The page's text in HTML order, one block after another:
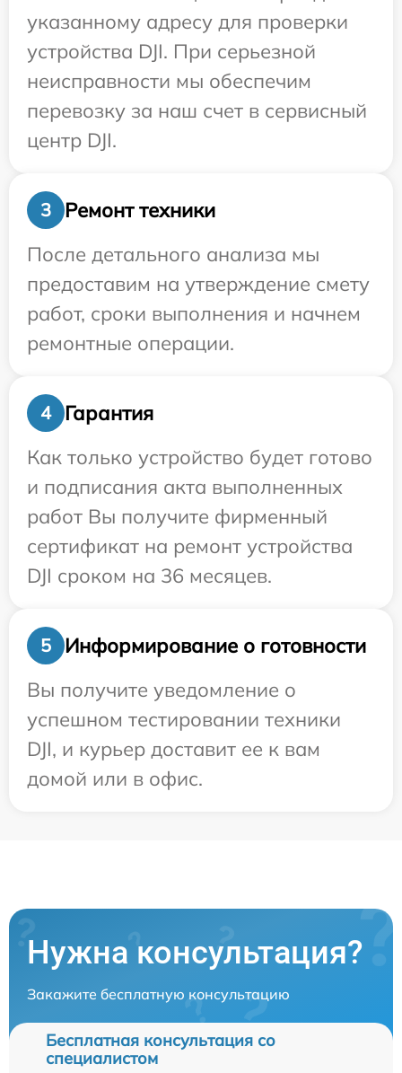
указанному адресу для проверки
устройства DJI. При серьезной
неисправности мы обеспечим
перевозку за наш счет в сервисный
центр DJI.
3
Ремонт техники
После детального анализа мы
предоставим на утверждение смету
работ, сроки выполнения и начнем
ремонтные операции.
4
Гарантия
Как только устройство будет готово
и подписания акта выполненных
работ Вы получите фирменный
сертификат на ремонт устройства
DJI сроком на 36 месяцев.
5
Информирование о готовности
Вы получите уведомление о
успешном тестировании техники
DJI, и курьер доставит ее к вам
домой или в офис.
Нужна консультация?
Закажите бесплатную консультацию
Бесплатная консультация со
специалистом